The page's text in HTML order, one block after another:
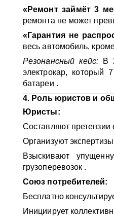
«Ремонт займёт 3
ремонта не может
«Гарантия не
весь автомобиль,
Резонансный кейс: В
электрокар, который
батареи .
4. Роль юристов и
Юристы:
Составляют
Организуют
Взыскивают
грузоперевозок .
Союз потребителей:
Бесплатно
Инициирует